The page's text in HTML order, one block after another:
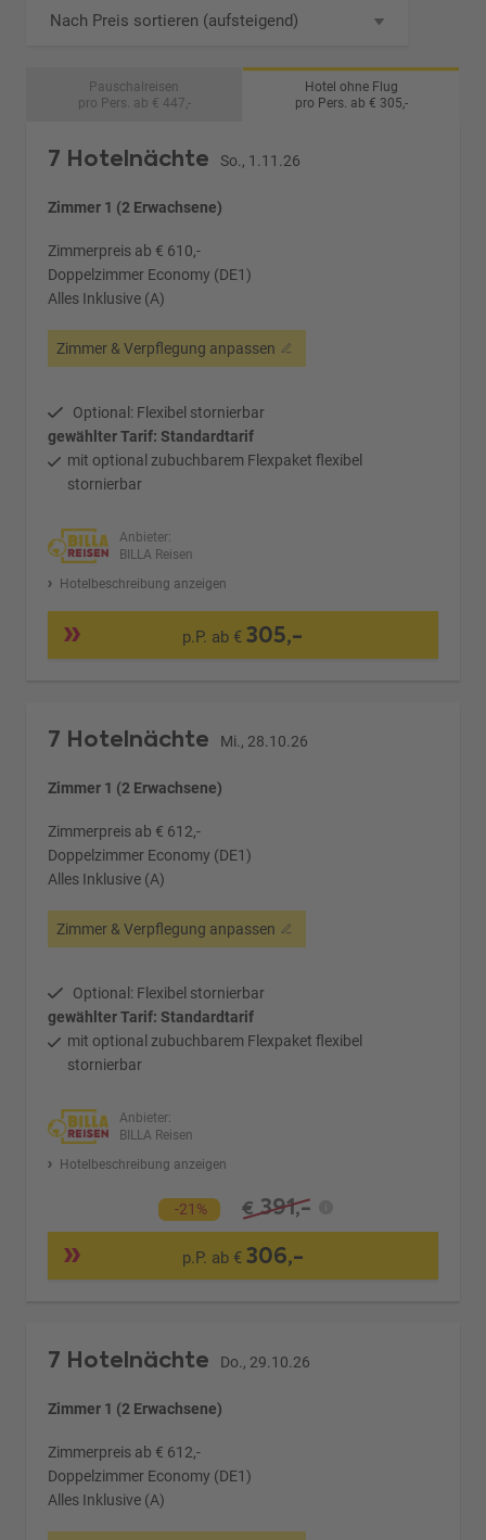
Nach Preis sortieren (aufsteigend)
Pauschalreisen
pro Pers. ab € 447,-
Hotel ohne Flug
pro Pers. ab € 305,-
7 Hotelnächte So., 1.11.26
Zimmer 1 (2 Erwachsene)
Zimmerpreis ab € 610,-
Doppelzimmer Economy (DE1)
Alles Inklusive (A)
Zimmer & Verpflegung anpassen
Optional: Flexibel stornierbar
gewählter Tarif: Standardtarif
mit optional zubuchbarem Flexpaket flexibel
stornierbar
Anbieter:
BILLA Reisen
Hotelbeschreibung anzeigen
p.P. ab €305,-
7 Hotelnächte Mi., 28.10.26
Zimmer 1 (2 Erwachsene)
Zimmerpreis ab € 612,-
Doppelzimmer Economy (DE1)
Alles Inklusive (A)
Zimmer & Verpflegung anpassen
Optional: Flexibel stornierbar
gewählter Tarif: Standardtarif
mit optional zubuchbarem Flexpaket flexibel
stornierbar
Anbieter:
BILLA Reisen
Hotelbeschreibung anzeigen
-21% € 391,-
p.P. ab € 306,-
7 Hotelnächte Do., 29.10.26
Zimmer 1 (2 Erwachsene)
Zimmerpreis ab € 612,-
Doppelzimmer Economy (DE1)
Alles Inklusive (A)